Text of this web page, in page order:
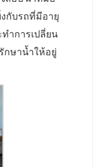
กับรถที่มีอายุ
ำการเปลี่ยน
กษาน้ำให้อยู่